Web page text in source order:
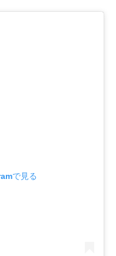
で見る